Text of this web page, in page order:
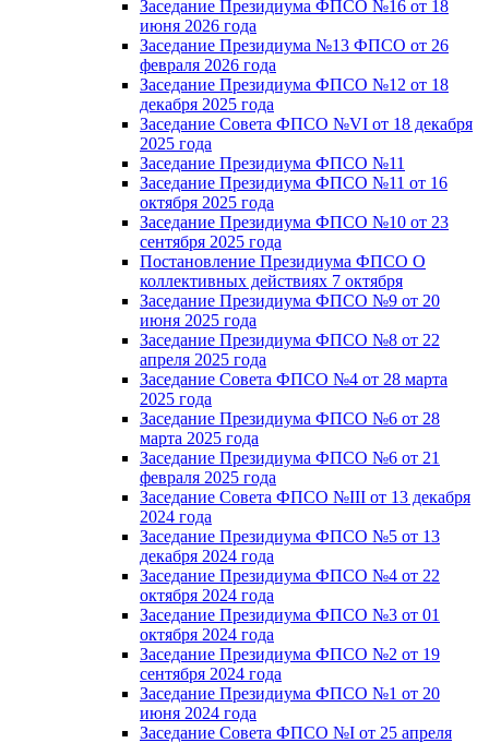
Заседание Президиума ФПСО №16 от 18
июня 2026 года
Заседание Президиума №13 ФПСО от 26
февраля 2026 года
Заседание Президиума ФПСО №12 от 18
декабря 2025 года
Заседание Совета ФПСО №VI от 18 декабря
2025 года
Заседание Президиума ФПСО №11
Заседание Президиума ФПСО №11 от 16
октября 2025 года
Заседание Президиума ФПСО №10 от 23
сентября 2025 года
Постановление Президиума ФПСО О
коллективных действиях 7 октября
Заседание Президиума ФПСО №9 от 20
июня 2025 года
Заседание Президиума ФПСО №8 от 22
апреля 2025 года
Заседание Совета ФПСО №4 от 28 марта
2025 года
Заседание Президиума ФПСО №6 от 28
марта 2025 года
Заседание Президиума ФПСО №6 от 21
февраля 2025 года
Заседание Совета ФПСО №III от 13 декабря
2024 года
Заседание Президиума ФПСО №5 от 13
декабря 2024 года
Заседание Президиума ФПСО №4 от 22
октября 2024 года
Заседание Президиума ФПСО №3 от 01
октября 2024 года
Заседание Президиума ФПСО №2 от 19
сентября 2024 года
Заседание Президиума ФПСО №1 от 20
июня 2024 года
Заседание Совета ФПСО №I от 25 апреля